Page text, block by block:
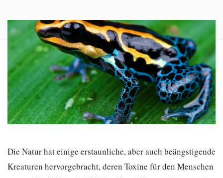
Die Natur hat einige erstaunliche, aber auch beängstigende
Kreaturen hervorgebracht, deren Toxine für den Menschen